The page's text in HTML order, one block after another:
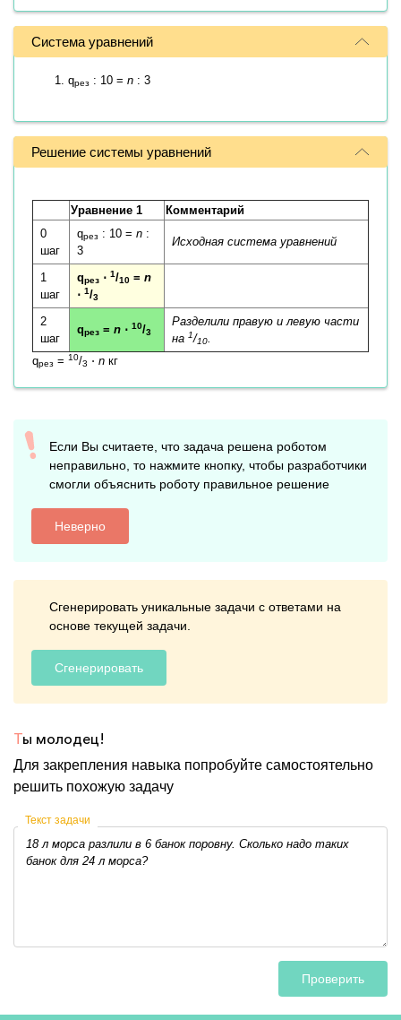
Система уравнений
qрез : 10 = n : 3
Решение системы уравнений
Уравнение 1
Комментарий
0
шаг
qрез : 10 = n :
3
Исходная система уравнений
1
шаг
qрез ⋅ 1/10 = n
⋅ 1/3
2
шаг
qрез = n ⋅ 10/3
Разделили правую и левую части
на 1/10.
qрез = 10/3 ⋅ n кг
Если Вы считаете, что задача решена роботом
неправильно, то нажмите кнопку, чтобы разработчики
смогли объяснить роботу правильное решение
Неверно
Сгенерировать уникальные задачи с ответами на
основе текущей задачи.
Сгенерировать
Ты молодец!
Для закрепления навыка попробуйте самостоятельно
решить похожую задачу
Текст задачи
Проверить